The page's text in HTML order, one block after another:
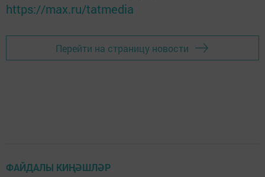
https://max.ru/tatmedia
Перейти на страницу новости
ФАЙДАЛЫ КИҢӘШЛӘР